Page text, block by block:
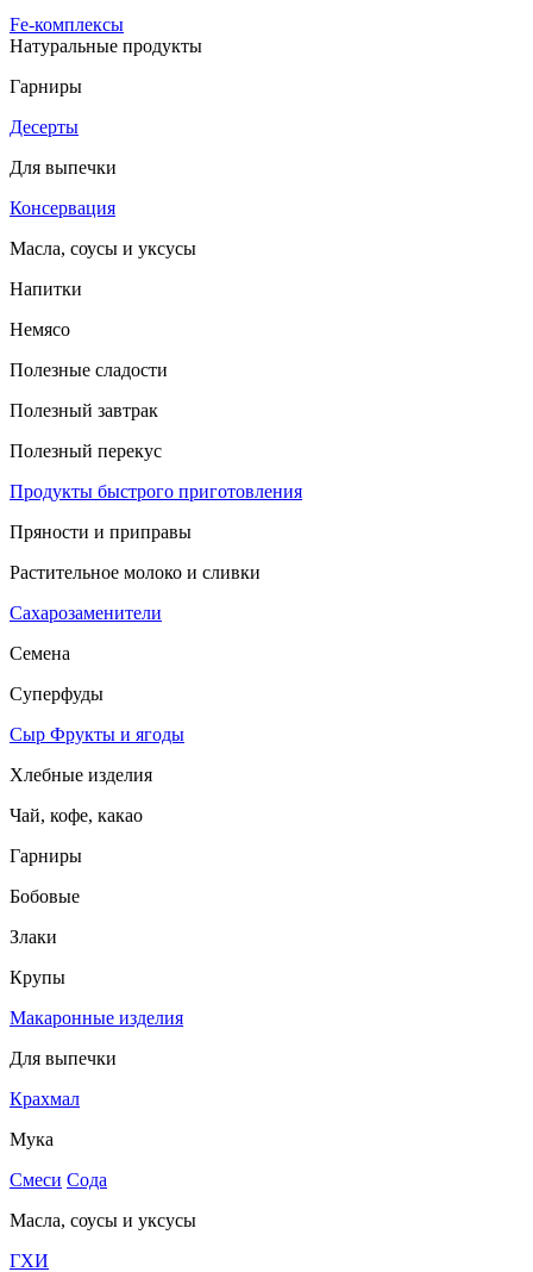
Fe-комплексы
Натуральные продукты
Гарниры
Десерты
Для выпечки
Консервация
Масла, соусы и уксусы
Напитки
Немясо
Полезные сладости
Полезный завтрак
Полезный перекус
Продукты быстрого приготовления
Пряности и приправы
Растительное молоко и сливки
Сахарозаменители
Семена
Суперфуды
Сыр Фрукты и ягоды
Хлебные изделия
Чай, кофе, какао
Гарниры
Бобовые
Злаки
Крупы
Макаронные изделия
Для выпечки
Крахмал
Мука
Смеси Сода
Масла, соусы и уксусы
ГХИ